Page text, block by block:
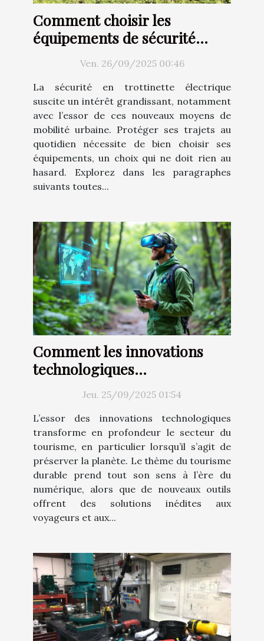
Comment choisir les
équipements de sécurité
idéaux pour votre trottinette
électrique ?Ven. 26/09/2025 00:46
La sécurité en trottinette électrique
suscite un intérêt grandissant, notamment
avec l’essor de ces nouveaux moyens de
mobilité urbaine. Protéger ses trajets au
quotidien nécessite de bien choisir ses
équipements, un choix qui ne doit rien au
hasard. Explorez dans les paragraphes
suivants toutes...
Comment les innovations
technologiques
transforment-elles le
tourisme durable ?
Jeu. 25/09/2025 01:54
L’essor des innovations technologiques
transforme en profondeur le secteur du
tourisme, en particulier lorsqu’il s’agit de
préserver la planète. Le thème du tourisme
durable prend tout son sens à l’ère du
numérique, alors que de nouveaux outils
offrent des solutions inédites aux
voyageurs et aux...